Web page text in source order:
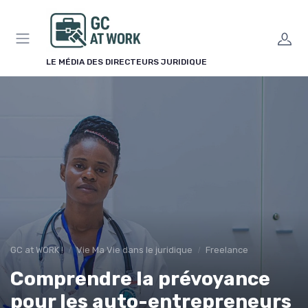
LE MÉDIA DES DIRECTEURS JURIDIQUE
GC at WORK ! Vie Ma Vie dans le juridique Freelance
Comprendre la prévoyance
pour les auto-entrepreneurs